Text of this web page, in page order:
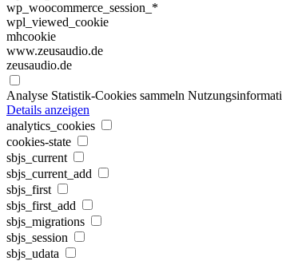
wp_woocommerce_session_*
wpl_viewed_cookie
mhcookie
www.zeusaudio.de
zeusaudio.de
Analyse Statistik-Cookies sammeln
Details anzeigen
analytics_cookies
cookies-state
sbjs_current
sbjs_current_add
sbjs_first
sbjs_first_add
sbjs_migrations
sbjs_session
sbjs_udata